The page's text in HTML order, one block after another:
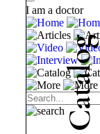
I am a doctor
C
a
t
a
l
o
g